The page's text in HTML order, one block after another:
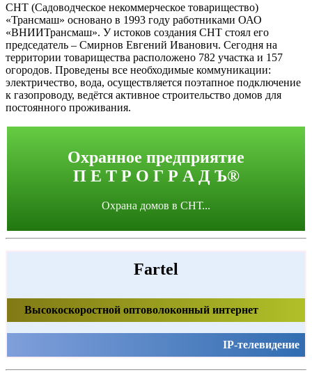
СНТ (Садоводческое некоммерческое товарищество)
«Трансмаш» основано в 1993 году работниками ОАО
«ВНИИТрансмаш». У истоков создания СНТ стоял его
председатель – Смирнов Евгений Иванович. Сегодня на
территории товарищества расположено 782 участка и 157
огородов. Проведены все необходимые коммуникации:
электричество, вода, осуществляется поэтапное подключение
к газопроводу, ведётся активное строительство домов для
постоянного проживания.
Охранное предприятие
П Е Т Р О Г Р А Д Ъ®
Охрана домов в СНТ...
Fartel
Высокоскоростной оптоволоконный интернет
IP-телевидение